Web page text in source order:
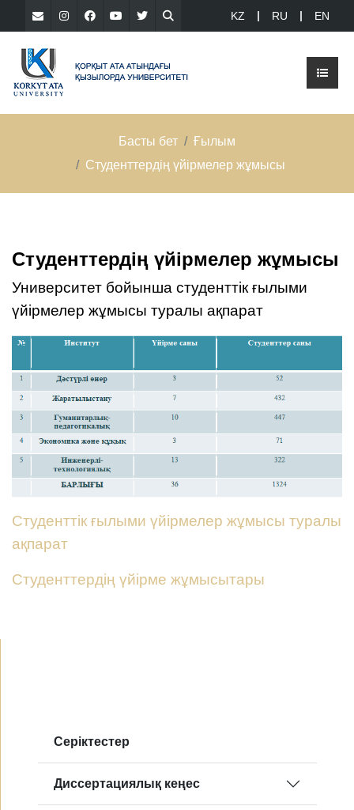
KZ RU EN
Басты бет
Ғылым
Студенттердің үйірмелер жұмысы
Студенттердің үйірмелер жұмысы
Университет бойынша студенттік ғылыми
үйірмелер жұмысы туралы ақпарат
Студенттік ғылыми үйірмелер жұмысы туралы
ақпарат
Студенттердің үйірме жұмысытары
Серіктестер
Диссертациялық кеңес